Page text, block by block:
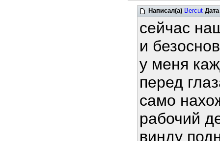
Написал(а) Bercut Дата
сейчас
и
у меня
перед
само
рабочий
винду